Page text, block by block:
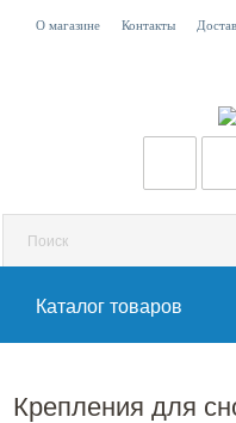
О магазине Контакты
Каталог товаров
Крепления для